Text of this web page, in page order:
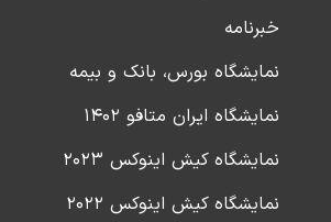
خبرنامه
نمایشگاه بورس، بانک و بیمه
نمایشگاه ایران متافو ۱۴۰۲
نمایشگاه کیش اینوکس ۲۰۲۳
نمایشگاه کیش اینوکس ۲۰۲۲